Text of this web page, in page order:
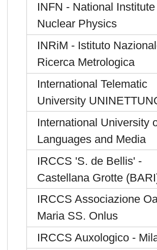
INFN - National
Nuclear Physics
INRiM - Istituto
Ricerca Metrologica
International Telematic
University
International University
Languages and Media
IRCCS 'S. de Bellis' -
Castellana Grotte
IRCCS Associazione
Maria SS. Onlus
IRCCS Auxologico -